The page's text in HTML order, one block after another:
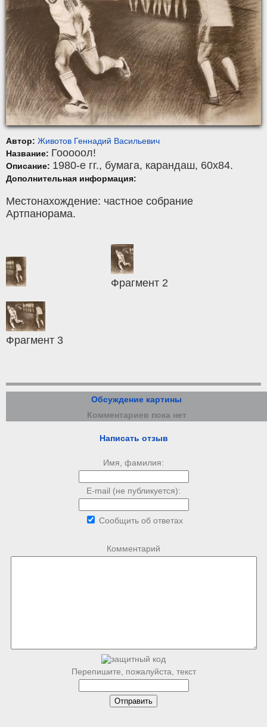
Автор: Животов Геннадий Васильевич
Название: Гооооол!
Описание: 1980-е гг., бумага, карандаш, 60x84.
Дополнительная информация:
Местонахождение: частное собрание
Артпанорама.
Фрагмент 2
Фрагмент 3
Обсуждение картины
Комментариев пока нет
Написать отзыв
Имя, фамилия:
E-mail (не публикуется):
Сообщить об ответах
Комментарий
Перепишите, пожалуйста, текст